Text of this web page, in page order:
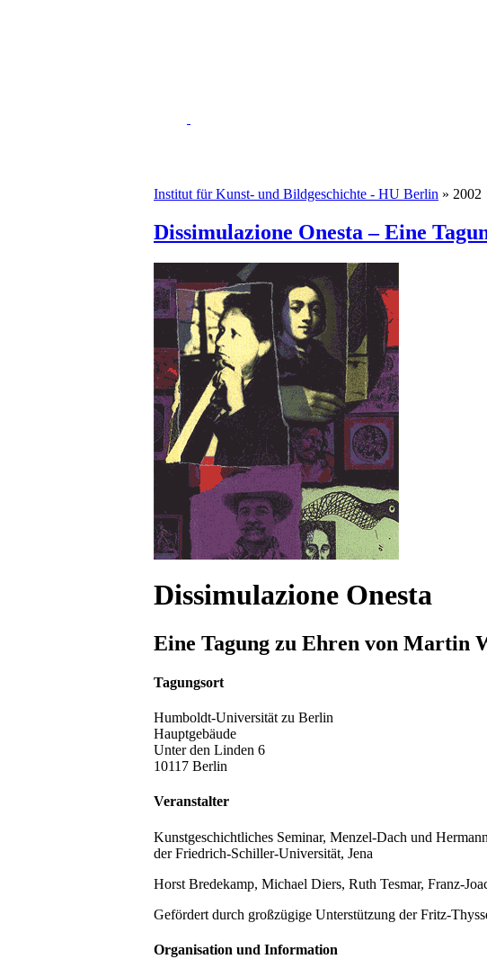
Institut für Kunst- und Bildgeschichte - HU Berlin » 2002
Dissimulazione Onesta – Eine
Dissimulazione Onesta
Eine Tagung zu Ehren von Martin
Tagungsort
Humboldt-Universität zu Berlin
Hauptgebäude
Unter den Linden 6
10117 Berlin
Veranstalter
Kunstgeschichtliches Seminar, Menzel-Dach und
der Friedrich-Schiller-Universität, Jena
Horst Bredekamp, Michael Diers, Ruth Tesmar, Franz-
Gefördert durch großzügige Unterstützung der Fritz-
Organisation und Information